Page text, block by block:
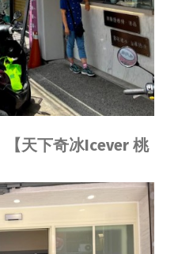
【天下奇冰Icever 桃